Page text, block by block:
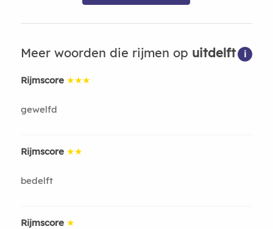
Meer woorden die rijmen op uitdelft i
Rijmscore ★★★
gewelfd
Rijmscore ★★
bedelft
Rijmscore ★